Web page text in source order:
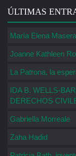
ÚLTIMAS
María Elena
Joanne Kathleen
La Patrona, la
IDA B. WELLS-
DERECHOS
Gabriella Morreale
Zaha Hadid